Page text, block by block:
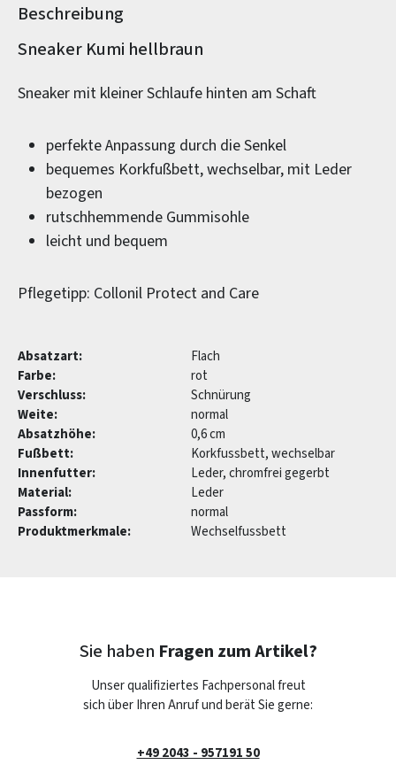
Beschreibung
Produktinformationen
Sneaker Kumi hellbraun
Sneaker mit kleiner Schlaufe hinten am Schaft
perfekte Anpassung durch die Senkel
bequemes Korkfußbett, wechselbar, mit Leder
bezogen
rutschhemmende Gummisohle
leicht und bequem
Pflegetipp: Collonil Protect and Care
Absatzart:
Flach
Farbe:
rot
Verschluss:
Schnürung
Weite:
normal
Absatzhöhe:
0,6 cm
Fußbett:
Korkfussbett, wechselbar
Innenfutter:
Leder, chromfrei gegerbt
Material:
Leder
Passform:
normal
Produktmerkmale:
Wechselfussbett
Sie haben Fragen zum Artikel?
Unser qualifiziertes Fachpersonal freut
sich über Ihren Anruf und berät Sie gerne:
+49 2043 - 957191 50